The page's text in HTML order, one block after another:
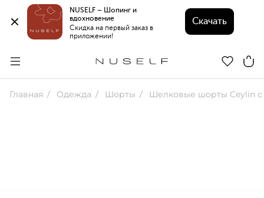
NUSELF – Шопинг и
вдохновение
Скидка на первый заказ в
приложении!
Скачать
Главная Одежда Шорты Шелковые шорты Ceylin